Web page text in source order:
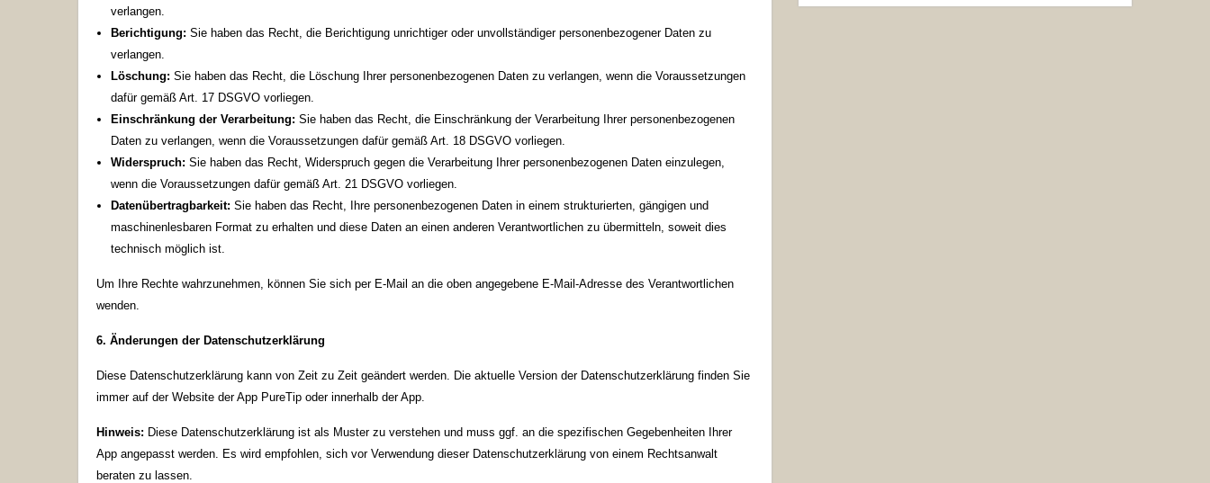
verlangen.
Berichtigung: Sie haben das Recht, die Berichtigung unrichtiger oder unvollständiger personenbezogener Daten zu
verlangen.
Löschung: Sie haben das Recht, die Löschung Ihrer personenbezogenen Daten zu verlangen, wenn die Voraussetzungen
dafür gemäß Art. 17 DSGVO vorliegen.
Einschränkung der Verarbeitung: Sie haben das Recht, die Einschränkung der Verarbeitung Ihrer personenbezogenen
Daten zu verlangen, wenn die Voraussetzungen dafür gemäß Art. 18 DSGVO vorliegen.
Widerspruch: Sie haben das Recht, Widerspruch gegen die Verarbeitung Ihrer personenbezogenen Daten einzulegen,
wenn die Voraussetzungen dafür gemäß Art. 21 DSGVO vorliegen.
Datenübertragbarkeit: Sie haben das Recht, Ihre personenbezogenen Daten in einem strukturierten, gängigen und
maschinenlesbaren Format zu erhalten und diese Daten an einen anderen Verantwortlichen zu übermitteln, soweit dies
technisch möglich ist.
Um Ihre Rechte wahrzunehmen, können Sie sich per E-Mail an die oben angegebene E-Mail-Adresse des Verantwortlichen
wenden.
6. Änderungen der Datenschutzerklärung
Diese Datenschutzerklärung kann von Zeit zu Zeit geändert werden. Die aktuelle Version der Datenschutzerklärung finden Sie
immer auf der Website der App PureTip oder innerhalb der App.
Hinweis: Diese Datenschutzerklärung ist als Muster zu verstehen und muss ggf. an die spezifischen Gegebenheiten Ihrer
App angepasst werden. Es wird empfohlen, sich vor Verwendung dieser Datenschutzerklärung von einem Rechtsanwalt
beraten zu lassen.